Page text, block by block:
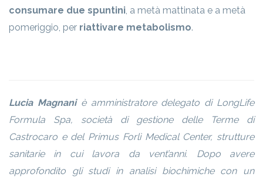
consumare due spuntini, a metà mattinata e a metà
pomeriggio, per riattivare metabolismo.
Lucia Magnaniè amministratore delegato di LongLife
Formula Spa, società di gestione delle Terme di
Castrocaro e del Primus Forlì Medical Center, strutture
sanitarie in cui lavora da vent’anni. Dopo avere
approfondito gli studi in analisi biochimiche con un